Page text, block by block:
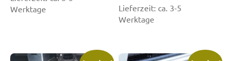
Werktage
Lieferzeit: ca. 3-5
Werktage